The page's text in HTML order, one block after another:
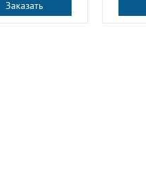
Заказать